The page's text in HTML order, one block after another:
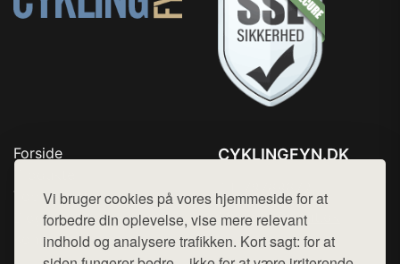
Vi bruger cookies på vores hjemmeside for at
forbedre din oplevelse, vise mere relevant
indhold og analysere trafikken. Kort sagt: for at
Forside
Top Rabatter
Blog
Kontakt
CYKLINGFYN.DK
Mail: hej@want.dk
Cookie- og privatlivspolitik